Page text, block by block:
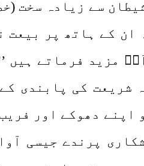
سے زیادہ سخت
ان کے ہاتھ پر بیعت
مزید فرماتے ہیں
شریعت کی پابندی
اپنے دھوکے اور
پرندے جیسی